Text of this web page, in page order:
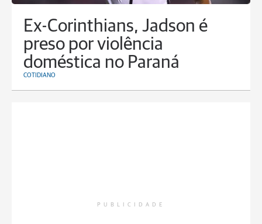
Ex-Corinthians, Jadson é
preso por violência
doméstica no Paraná
COTIDIANO
PUBLICIDADE